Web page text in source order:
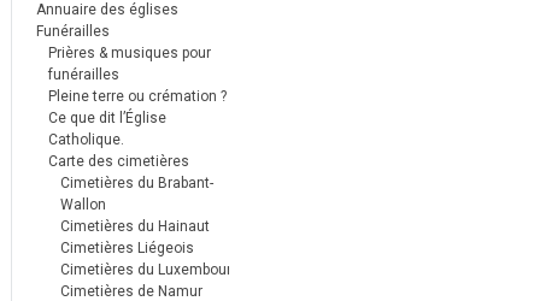
Annuaire des églises
Funérailles
Prières & musiques pour
funérailles
Pleine terre ou crémation ?
Ce que dit l’Église
Catholique.
Carte des cimetières
Cimetières du Brabant-
Wallon
Cimetières du Hainaut
Cimetières Liégeois
Cimetières du Luxembourg
Cimetières de Namur